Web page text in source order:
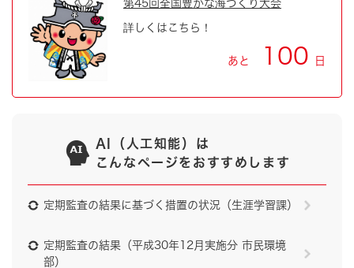
第45回全国豊かな海づくり大会
詳しくはこちら！
あと 100 日
AI（人工知能）は
こんなページをおすすめします
定期監査の結果に基づく措置の状況（生涯学習課）
定期監査の結果（平成30年12月実施分 市民環境
部）